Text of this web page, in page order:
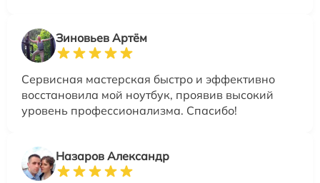
Зиновьев Артём
Сервисная мастерская быстро и эффективно
восстановила мой ноутбук, проявив высокий
уровень профессионализма. Спасибо!
Назаров Александр